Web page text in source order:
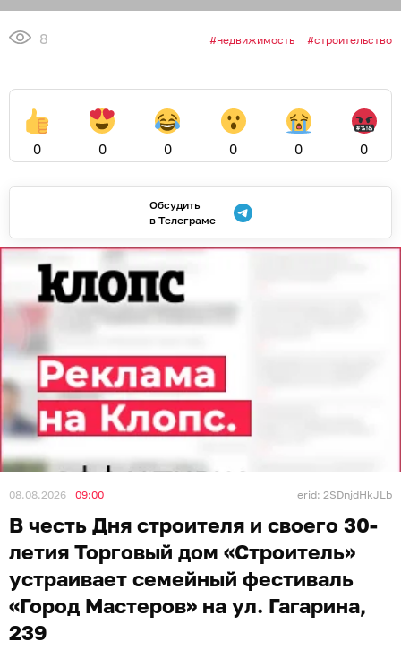
8 недвижимость строительство
0 0 0 0 0 0
Обсудить
в Телеграме
08.08.2026 09:00 erid: 2SDnjdHkJLb
В честь Дня строителя и своего 30-
летия Торговый дом «Строитель»
устраивает семейный фестиваль
«Город Мастеров» на ул. Гагарина,
239